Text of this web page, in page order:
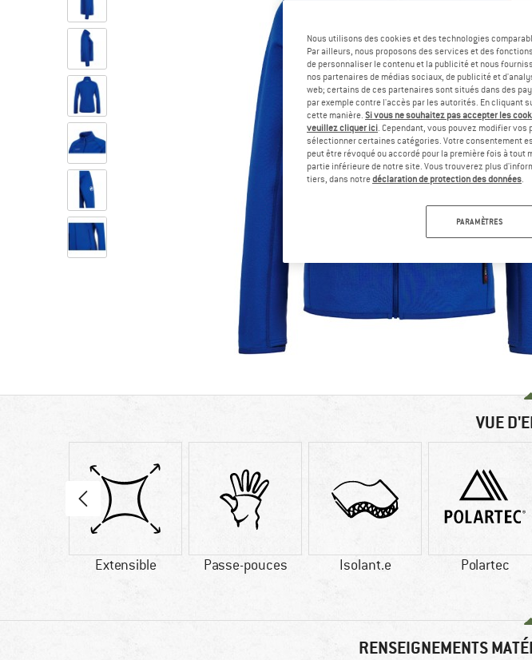
VUE
Extensible Passe-pouces Isolant.e Polartec
RENSEIGNEMENTS
Nous utilisons des cookies et des technologies
Par ailleurs, nous proposons des services et des
de personnaliser le contenu et la publicité et nous
nos partenaires de médias sociaux, de publicité et
web; certains de ces partenaires sont situés dans des
par exemple contre l'accès par les autorités. En cliquant
cette manière. Si vous ne souhaitez pas accepter les
veuillez cliquer ici. Cependant, vous pouvez modifier
sélectionner certaines catégories. Votre consentement
peut être révoqué ou accordé pour la première fois à tout
partie inférieure de notre site. Vous trouverez plus
tiers, dans notredéclaration de protection des données.
PARAMÈTRES